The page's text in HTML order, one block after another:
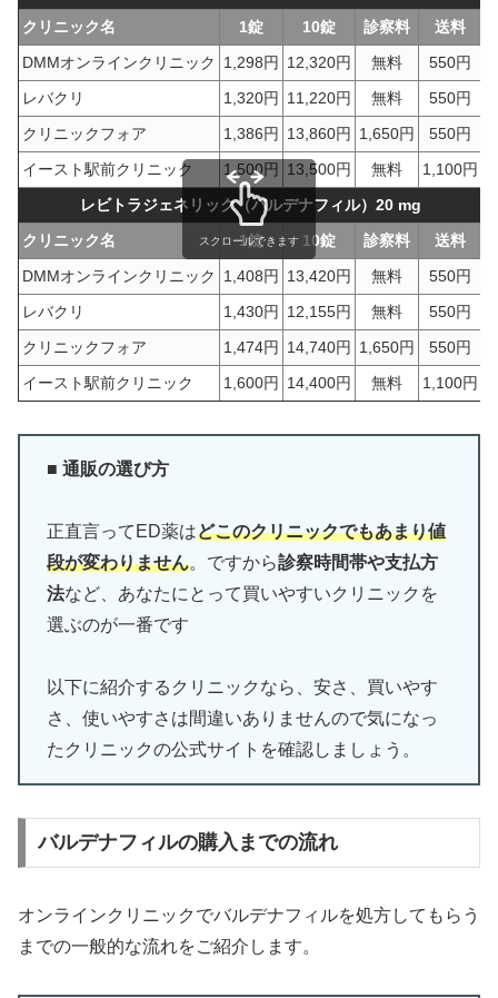
クリニック名
1錠 10錠 診察料
送料
DMMオンラインクリニック
1,298円 12,320円 無料
550円
レバクリ
1,320円 11,220円 無料
550円
クリニックフォア
1,386円 13,860円 1,650円
550円
イースト駅前クリニック
1,500円 13,500円 無料
1,100円
レビトラジェネリック（バルデナフィル）20 mg
クリニック名
1錠 10錠 診察料
送料
DMMオンラインクリニック
1,408円 13,420円 無料
550円
レバクリ
1,430円 12,155円 無料
550円
クリニックフォア
1,474円 14,740円 1,650円
550円
イースト駅前クリニック
1,600円 14,400円 無料 1,100円
スクロールできます
■ 通販の選び方
正直言ってED薬はどこのクリニックでもあまり値
段が変わりません。ですから診察時間帯や支払方
法など、あなたにとって買いやすいクリニックを
選ぶのが一番です
以下に紹介するクリニックなら、安さ、買いやす
さ、使いやすさは間違いありませんので気になっ
たクリニックの公式サイトを確認しましょう。
バルデナフィルの購入までの流れ
オンラインクリニックでバルデナフィルを処方してもらう
までの一般的な流れをご紹介します。